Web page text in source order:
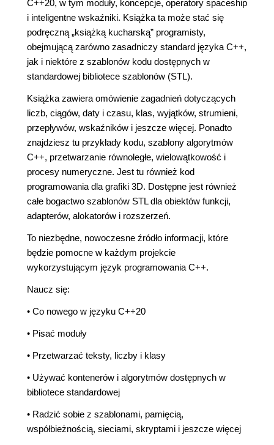
C++20, w tym moduły, koncepcje, operatory spaceship
i inteligentne wskaźniki. Książka ta może stać się
podręczną „książką kucharską” programisty,
obejmującą zarówno zasadniczy standard języka C++,
jak i niektóre z szablonów kodu dostępnych w
standardowej bibliotece szablonów (STL).
Książka zawiera omówienie zagadnień dotyczących
liczb, ciągów, daty i czasu, klas, wyjątków, strumieni,
przepływów, wskaźników i jeszcze więcej. Ponadto
znajdziesz tu przykłady kodu, szablony algorytmów
C++, przetwarzanie równoległe, wielowątkowość i
procesy numeryczne. Jest tu również kod
programowania dla grafiki 3D. Dostępne jest również
całe bogactwo szablonów STL dla obiektów funkcji,
adapterów, alokatorów i rozszerzeń.
To niezbędne, nowoczesne źródło informacji, które
będzie pomocne w każdym projekcie
wykorzystującym język programowania C++.
Naucz się:
• Co nowego w języku C++20
• Pisać moduły
• Przetwarzać teksty, liczby i klasy
• Używać kontenerów i algorytmów dostępnych w
bibliotece standardowej
• Radzić sobie z szablonami, pamięcią,
współbieżnością, sieciami, skryptami i jeszcze więcej